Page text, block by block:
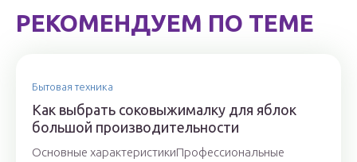
РЕКОМЕНДУЕМ ПО ТЕМЕ
Бытовая техника
Как выбрать соковыжималку для яблок
большой производительности
Основные характеристикиПрофессиональные